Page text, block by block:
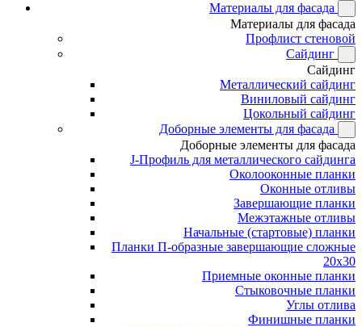
Материалы для фасада
Материалы для фасада
Профлист стеновой
Сайдинг
Сайдинг
Металлический сайдинг
Виниловый сайдинг
Цокольный сайдинг
Доборные элементы для фасада
Доборные элементы для фасада
J-Профиль для металлического сайдинга
Околооконные планки
Оконные отливы
Завершающие планки
Межэтажные отливы
Начальные (стартовые) планки
Планки П-образные завершающие сложные
20x30
Приемные оконные планки
Стыковочные планки
Углы отлива
Финишные планки